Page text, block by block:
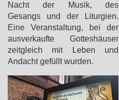
Nacht der Musik, des
Gesangs und der Liturgien.
Eine Veranstaltung, bei der
ausverkaufte Gotteshäuser
zeitgleich mit Leben und
Andacht gefüllt wurden.